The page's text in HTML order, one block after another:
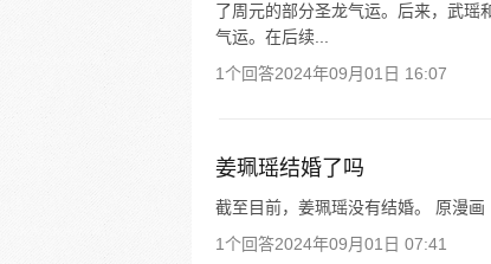
了周元的部分圣龙气运。后来，武瑶
气运。在后续...
1个回答2024年09月01日 16:07
姜珮瑶结婚了吗
截至目前，姜珮瑶没有结婚。 原漫画
1个回答2024年09月01日 07:41